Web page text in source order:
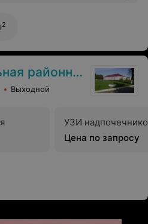
2
больница
Выходной
УЗИ
Цена по запросу